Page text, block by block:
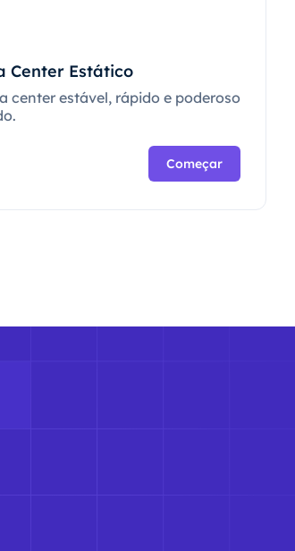
Center Estático
center estável, rápido e poderoso
Começar